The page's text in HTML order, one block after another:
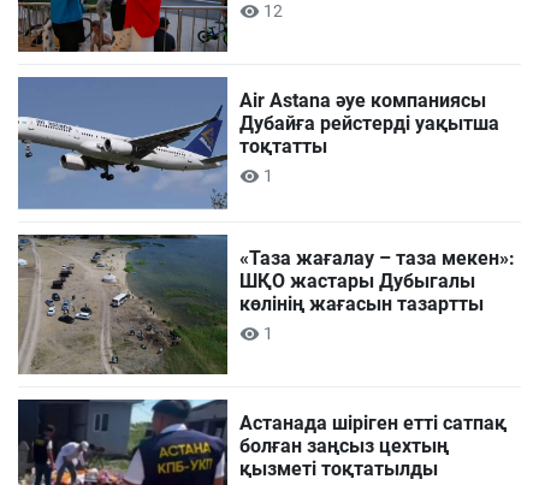
12
Air Astana әуе компаниясы
Дубайға рейстерді уақытша
тоқтатты
1
«Таза жағалау – таза мекен»:
ШҚО жастары Дубыгалы
көлінің жағасын тазартты
1
Астанада шіріген етті сатпақ
болған заңсыз цехтың
қызметі тоқтатылды